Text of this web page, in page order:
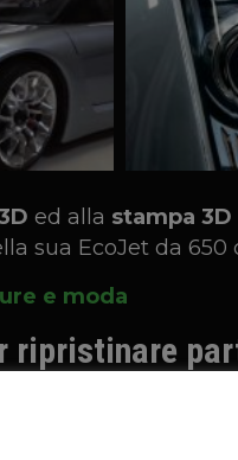
ed alla stampa 3D
sua EcoJet da 650
e moda
ripristinare